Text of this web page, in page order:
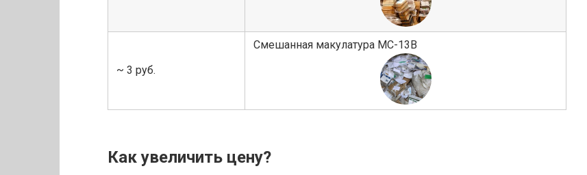
~ 3 руб.
Смешанная макулатура МС-13В
Как увеличить цену?